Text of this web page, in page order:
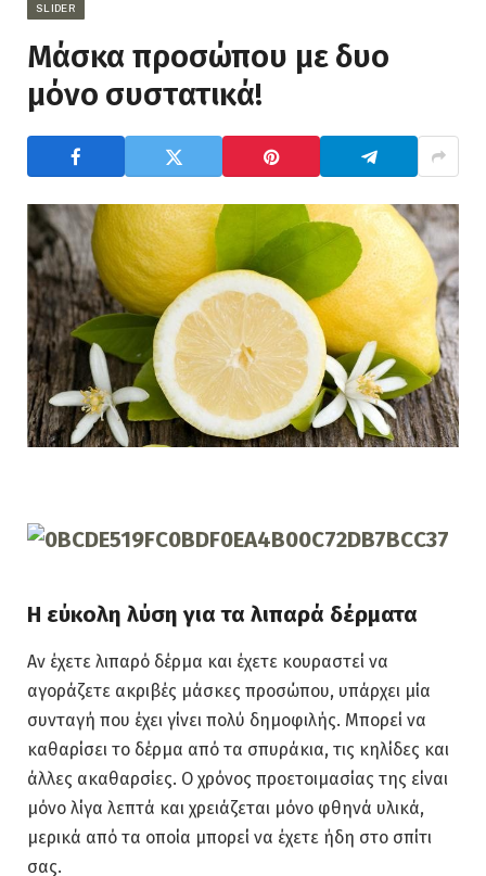
SLIDER
Μάσκα προσώπου με δυο
μόνο συστατικά!
Η εύκολη λύση για τα λιπαρά δέρματα
Αν έχετε λιπαρό δέρμα και έχετε κουραστεί να
αγοράζετε ακριβές μάσκες προσώπου, υπάρχει μία
συνταγή που έχει γίνει πολύ δημοφιλής. Μπορεί να
καθαρίσει το δέρμα από τα σπυράκια, τις κηλίδες και
άλλες ακαθαρσίες. Ο χρόνος προετοιμασίας της είναι
μόνο λίγα λεπτά και χρειάζεται μόνο φθηνά υλικά,
μερικά από τα οποία μπορεί να έχετε ήδη στο σπίτι
σας.